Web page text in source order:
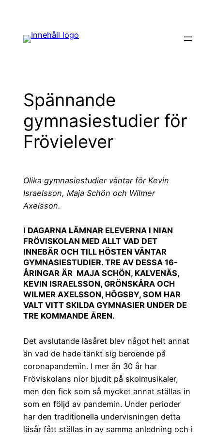
innehåll
Spännande
gymnasiestudier för
Frövielever
Olika gymnasiestudier väntar för Kevin
Israelsson, Maja Schön och Wilmer
Axelsson.
I DAGARNA LÄMNAR ELEVERNA I NIAN
FRÖVISKOLAN MED ALLT VAD DET
INNEBÄR OCH TILL HÖSTEN VÄNTAR
GYMNASIESTUDIER. TRE AV DESSA 16-
ÅRINGAR ÄR MAJA SCHÖN, KALVENÄS,
KEVIN ISRAELSSON, GRÖNSKÅRA OCH
WILMER AXELSSON, HÖGSBY, SOM HAR
VALT VITT SKILDA GYMNASIER UNDER DE
TRE KOMMANDE ÅREN.
Det avslutande läsåret blev något helt annat
än vad de hade tänkt sig beroende på
coronapandemin. I mer än 30 år har
Fröviskolans nior bjudit på skolmusikaler,
men den fick som så mycket annat ställas in
som en följd av pandemin. Under perioder
har den traditionella undervisningen detta
läsår fått ställas in av samma anledning och i